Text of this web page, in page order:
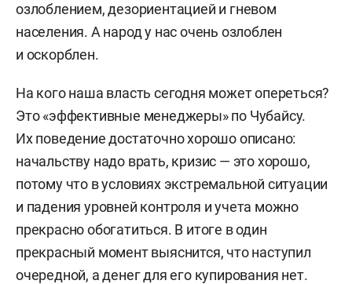
озлоблением, дезориентацией и гневом
населения. А народ у нас очень озлоблен
и оскорблен.
На кого наша власть сегодня может опереться?
Это «эффективные менеджеры» по Чубайсу.
Их поведение достаточно хорошо описано:
начальству надо врать, кризис — это хорошо,
потому что в условиях экстремальной ситуации
и падения уровней контроля и учета можно
прекрасно обогатиться. В итоге в один
прекрасный момент выяснится, что наступил
очередной, а денег для его купирования нет.